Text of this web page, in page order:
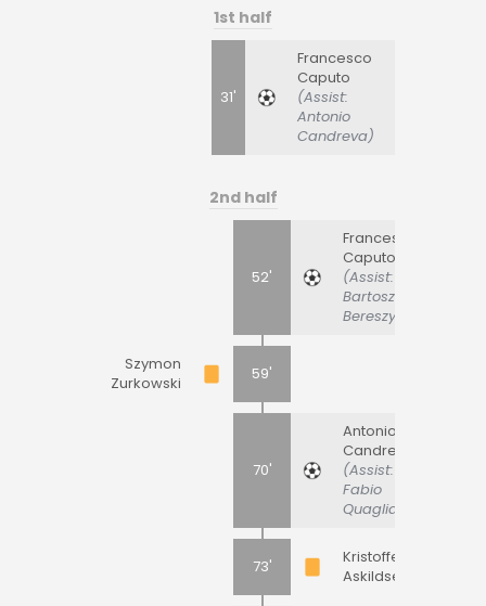
1st half
31'
Francesco
Caputo
(Assist:
Antonio
Candreva)
2nd half
52'
Francesco
Caputo
(Assist:
Bartosz
Bereszynski)
Szymon
Zurkowski
59'
70'
Antonio
Candreva
(Assist:
Fabio
Quagliarella)
73'
Kristoffer
Askildsen